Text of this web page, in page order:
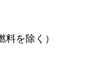
料を除く）